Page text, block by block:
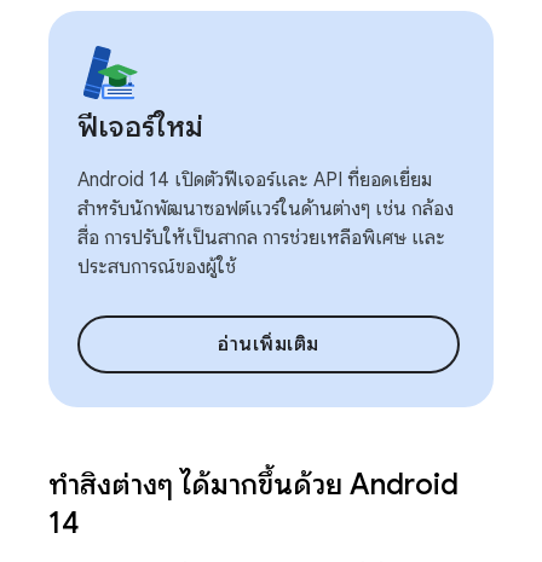
ฟีเจอร์ใหม่
Android 14 เปิดตัวฟีเจอร์และ API ที่ยอดเยี่ยม
สำหรับนักพัฒนาซอฟต์แวร์ในด้านต่างๆ เช่น กล้อง
สื่อ การปรับให้เป็นสากล การช่วยเหลือพิเศษ และ
ประสบการณ์ของผู้ใช้
อ่านเพิ่มเติม
ทำสิ่งต่างๆ ได้มากขึ้นด้วย Android
14